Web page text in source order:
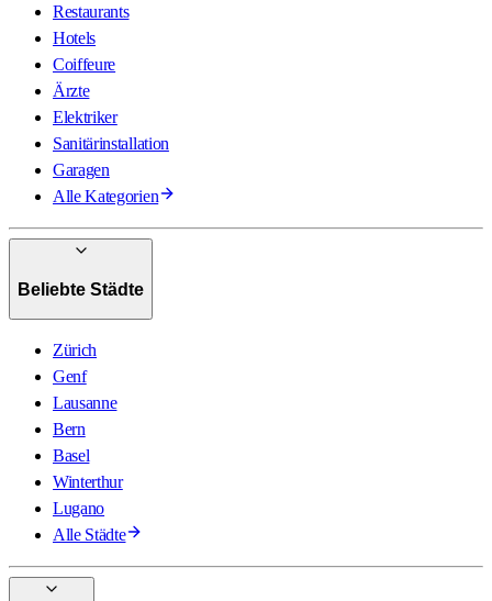
Restaurants
Hotels
Coiffeure
Ärzte
Elektriker
Sanitärinstallation
Garagen
Alle Kategorien
Beliebte Städte
Zürich
Genf
Lausanne
Bern
Basel
Winterthur
Lugano
Alle Städte